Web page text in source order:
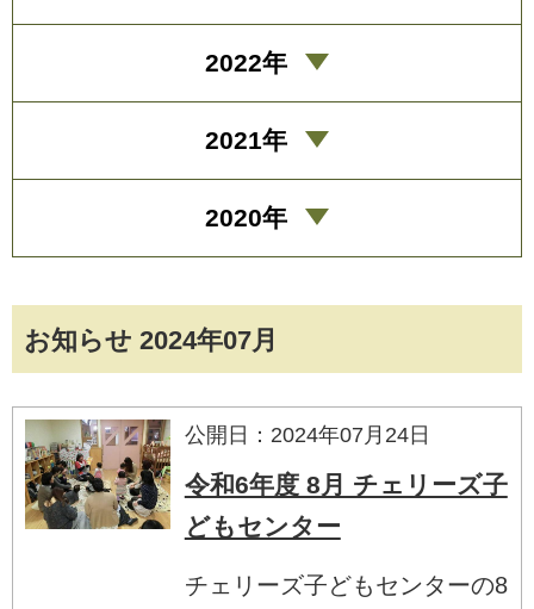
お知らせ 2024年07月
公開日：2024年07月24日
令和6年度 8月 チェリーズ子
どもセンター
チェリーズ子どもセンターの8
2022年
2021年
2020年